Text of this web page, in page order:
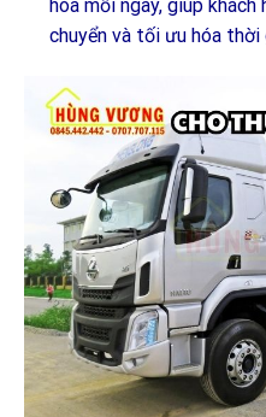
hóa mỗi ngày, giúp
chuyển và tối ưu hóa thời